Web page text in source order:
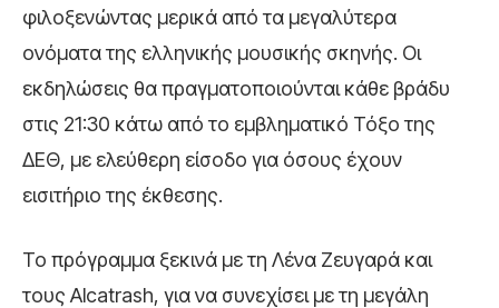
φιλοξενώντας μερικά από τα μεγαλύτερα
ονόματα της ελληνικής μουσικής σκηνής. Οι
εκδηλώσεις θα πραγματοποιούνται κάθε βράδυ
στις 21:30 κάτω από το εμβληματικό Τόξο της
ΔΕΘ, με ελεύθερη είσοδο για όσους έχουν
εισιτήριο της έκθεσης.
Το πρόγραμμα ξεκινά με τη Λένα Ζευγαρά και
τους Alcatrash, για να συνεχίσει με τη μεγάλη